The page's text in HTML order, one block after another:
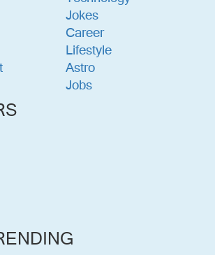
Jokes
Career
Lifestyle
Astro
Jobs